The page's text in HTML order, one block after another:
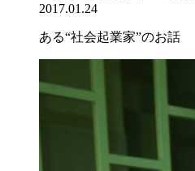
2017.01.24
ある“社会起業家”のお話